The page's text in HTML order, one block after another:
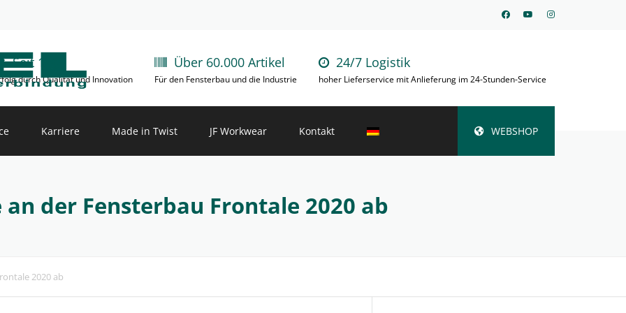
Seit 1981
durch Qualität und Innovation
Über 60.000 Artikel
Für den Fensterbau und die Industrie
24/7 Logistik
hoher Lieferservice mit Anlieferung im 24-Stunden-Service
WEBSHOP
Karriere
Aktuelle Stellenangebote
Innendienst
Made in Twist JF Workwear Kontakt
an der Fensterbau Frontale 2020 ab
2020 ab